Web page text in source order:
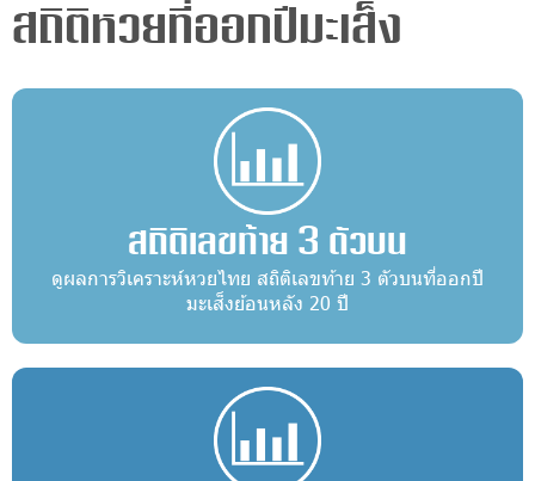
สถิติหวยที่ออกปีมะเส็ง
สถิติเลขท้าย 3 ตัวบน
ดูผลการวิเคราะห์หวยไทย สถิติเลขท้าย 3 ตัวบนที่ออกปี
มะเส็งย้อนหลัง 20 ปี